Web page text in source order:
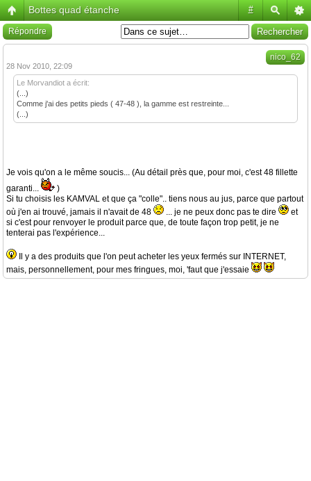
#
Bottes quad étanche
Répondre
nico_62
28 Nov 2010, 22:09
Le Morvandiot a écrit:
(...)
Comme j'ai des petits pieds ( 47-48 ), la gamme est restreinte...
(...)
Je vois qu'on a le même soucis... (Au détail près que, pour moi, c'est 48 fillette
garanti...
)
Si tu choisis les KAMVAL et que ça "colle".. tiens nous au jus, parce que partout
où j'en ai trouvé, jamais il n'avait de 48
... je ne peux donc pas te dire
et
si c'est pour renvoyer le produit parce que, de toute façon trop petit, je ne
tenterai pas l'expérience...
Il y a des produits que l'on peut acheter les yeux fermés sur INTERNET,
mais, personnellement, pour mes fringues, moi, 'faut que j'essaie